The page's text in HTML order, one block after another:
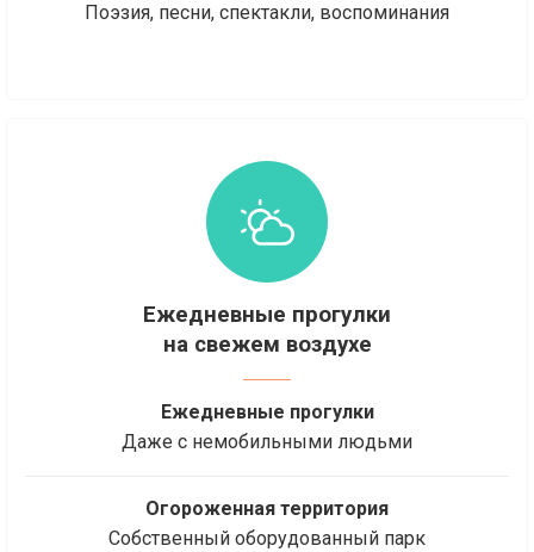
Поэзия, песни, спектакли, воспоминания
Ежедневные прогулки
на свежем воздухе
Ежедневные прогулки
Даже с немобильными людьми
Огороженная территория
Собственный оборудованный парк